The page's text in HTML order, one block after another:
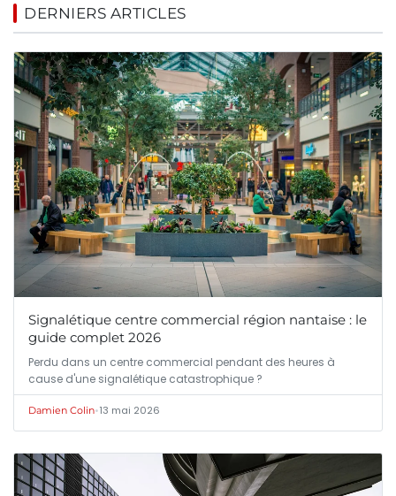
DERNIERS ARTICLES
Signalétique centre commercial région nantaise : le
guide complet 2026
Perdu dans un centre commercial pendant des heures à
cause d'une signalétique catastrophique ?
Damien Colin•13 mai 2026